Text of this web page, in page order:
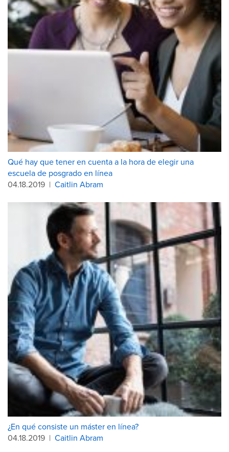
Qué hay que tener en cuenta a la hora de elegir una
escuela de posgrado en línea
04.18.2019 | Caitlin Abram
¿En qué consiste un máster en línea?
04.18.2019 | Caitlin Abram